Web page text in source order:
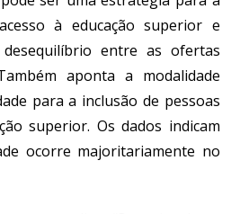
à educação superior e
entre as ofertas
aponta a modalidade
para a inclusão de pessoas
superior. Os dados indicam
ocorre majoritariamente no